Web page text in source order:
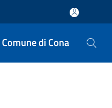
Comune di Cona